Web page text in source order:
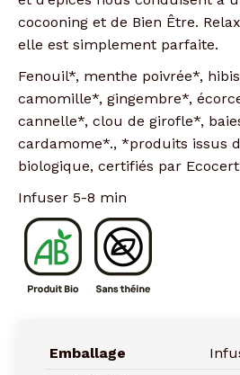
cocooning et de Bien Être.
elle est simplement parfaite.
Fenouil*, menthe poivrée*,
camomille*, gingembre*,
cannelle*, clou de girofle*,
cardamome*., *produits issus
biologique, certifiés par
Infuser 5-8 min
Emballage